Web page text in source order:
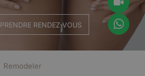
PRENDRE RENDEZ-VOUS
Remodeler